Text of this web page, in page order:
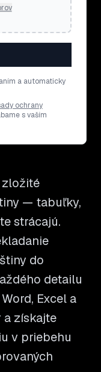
a automaticky
ochrany
s vaším
zložité
— tabuľky,
strácajú.
do
detailu
Excel a
a získajte
v priebehu